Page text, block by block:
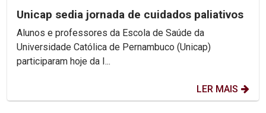
Unicap sedia jornada de cuidados paliativos
Alunos e professores da Escola de Saúde da
Universidade Católica de Pernambuco (Unicap)
participaram hoje da I...
LER MAIS